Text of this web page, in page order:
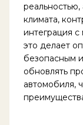
климата,
интеграция
это делает
безопасным
обновлять
автомобиля,